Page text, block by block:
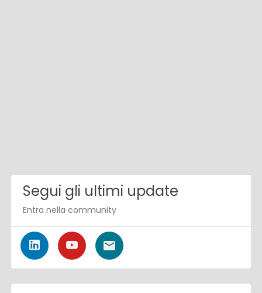
Segui gli ultimi update
Entra nella community